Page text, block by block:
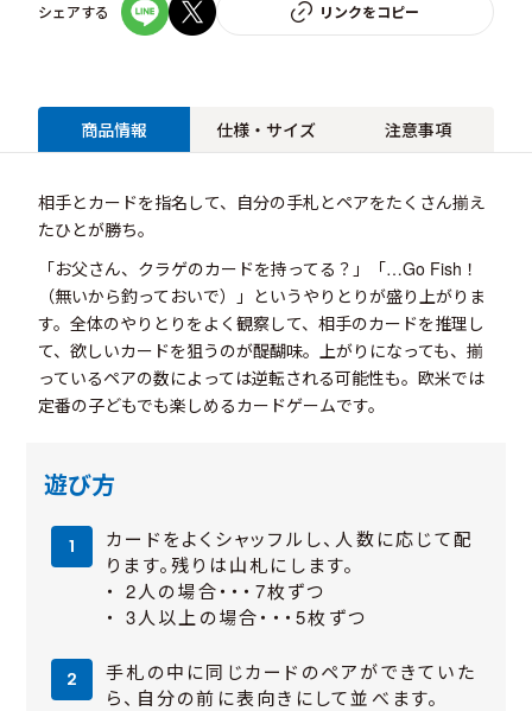
シェアする リンクをコピー
商品情報 仕様・サイズ 注意事項
相手とカードを指名して、自分の手札とペアをたくさん揃え
たひとが勝ち。
「お父さん、クラゲのカードを持ってる？」「…Go Fish！
（無いから釣っておいで）」というやりとりが盛り上がりま
す。全体のやりとりをよく観察して、相手のカードを推理し
て、欲しいカードを狙うのが醍醐味。上がりになっても、揃
っているペアの数によっては逆転される可能性も。欧米では
定番の子どもでも楽しめるカードゲームです。
遊び方
カードをよくシャッフルし、人数に応じて配
ります。残りは山札にします。
・ 2人の場合・・・7枚ずつ
・ 3人以上の場合・・・5枚ずつ
手札の中に同じカードのペアができていた
ら、自分の前に表向きにして並べます。